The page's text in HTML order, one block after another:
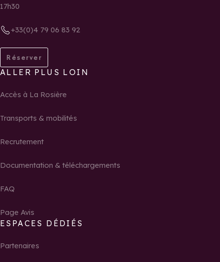
17h30
+33(0)4 79 06 83 92
Réserver
ALLER PLUS LOIN
Accès à La Rosière
Transports & mobilités
Recrutement
Documentation & téléchargements
FAQ
Page Avis
ESPACES DÉDIÉS
Partenaires